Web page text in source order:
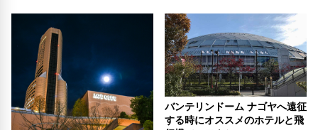
バンテリンドーム ナゴヤへ遠征
する時にオススメのホテルと飛